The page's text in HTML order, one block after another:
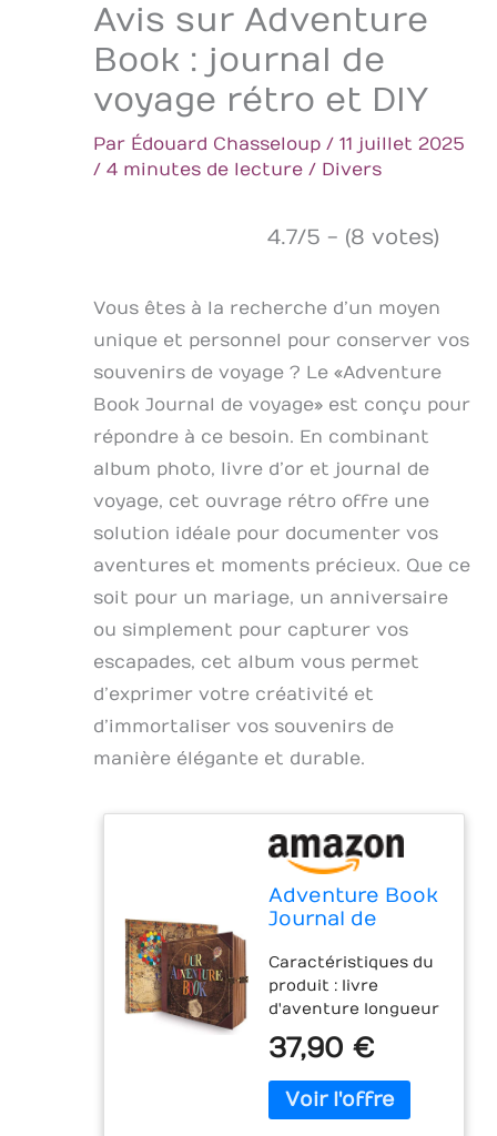
Avis sur Adventure
Book : journal de
voyage rétro et DIY
Par Édouard Chasseloup / 11 juillet 2025
/ 4 minutes de lecture / Divers
4.7/5 - (8 votes)
Vous êtes à la recherche d’un moyen
unique et personnel pour conserver vos
souvenirs de voyage ? Le « Adventure
Book Journal de voyage » est conçu pour
répondre à ce besoin. En combinant
album photo, livre d’or et journal de
voyage, cet ouvrage rétro offre une
solution idéale pour documenter vos
aventures et moments précieux. Que ce
soit pour un mariage, un anniversaire
ou simplement pour capturer vos
escapades, cet album vous permet
d’exprimer votre créativité et
d’immortaliser vos souvenirs de
manière élégante et durable.
Adventure Book
Journal de
photo rétro
souvenir de
voyage livre d'or
DIY anniversaire
mariage voyage
écriture cadeau
pour bébé ami
Caractéristiques du
produit : livre
d'aventure longueur
7,67 x largeur 8,66 x
hauteur 2,3 cm (73
feuilles/146 pages)
album photo x 1,
coffret cadeau
37,90 €